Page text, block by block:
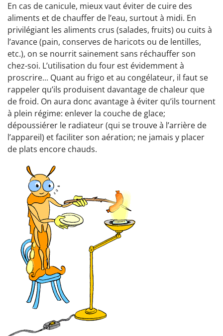
En cas de canicule, mieux vaut éviter de cuire des
aliments et de chauffer de l’eau, surtout à midi. En
privilégiant les aliments crus (salades, fruits) ou cuits à
l’avance (pain, conserves de haricots ou de lentilles,
etc.), on se nourrit sainement sans réchauffer son
chez-soi. L’utilisation du four est évidemment à
proscrire... Quant au frigo et au congélateur, il faut se
rappeler qu’ils produisent davantage de chaleur que
de froid. On aura donc avantage à éviter qu’ils tournent
à plein régime: enlever la couche de glace;
dépoussiérer le radiateur (qui se trouve à l’arrière de
l’appareil) et faciliter son aération; ne jamais y placer
de plats encore chauds.